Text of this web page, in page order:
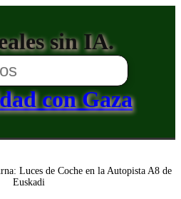
sin IA.
Luces de Coche en la Autopista A8 de
Euskadi